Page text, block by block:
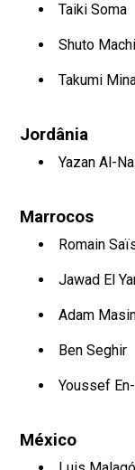
Taiki Soma
Shuto
Takumi
Jordânia
Yazan Al-
Marrocos
Romain
Jawad El
Adam
Ben Seghir
Youssef
México